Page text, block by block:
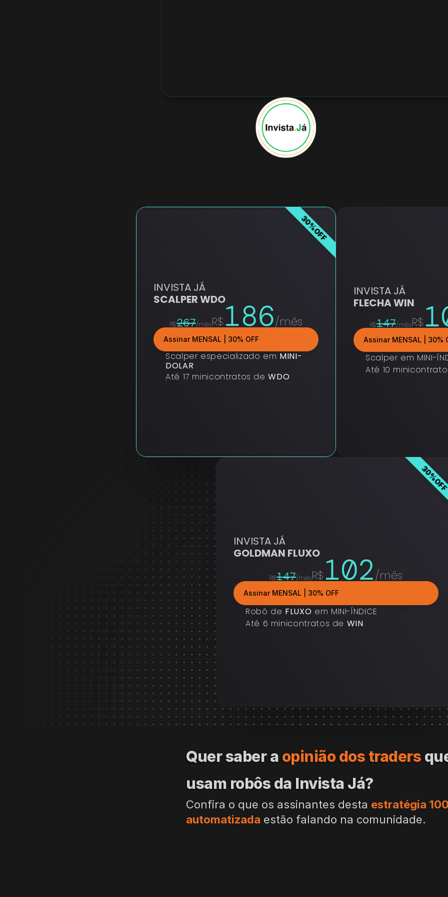
30%OFF
INVISTA JÁ
SCALPER WDO
R$267/mêsR$186/mês
Assinar MENSAL | 30% OFF
Scalper especializado em MINI-
DOLAR
Até 17 minicontratos de WDO
INVISTA JÁ
FLECHA WIN
R$147/mêsR$
Assinar MENSAL | 30%
Scalper em MINI-
Até 10
INVISTA JÁ
GOLDMAN FLUXO
R$147/mêsR$102/mês
Assinar MENSAL | 30% OFF
Robô de FLUXO em MINI-ÍNDICE
Até 6 minicontratos de WIN
Quer saber a opinião dos traders
usam robôs da Invista Já?
Confira o que os assinantes desta estratégia
automatizada estão falando na comunidade.